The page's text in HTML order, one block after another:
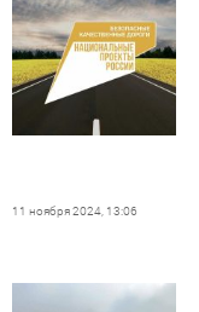
11 ноября 2024, 13:06